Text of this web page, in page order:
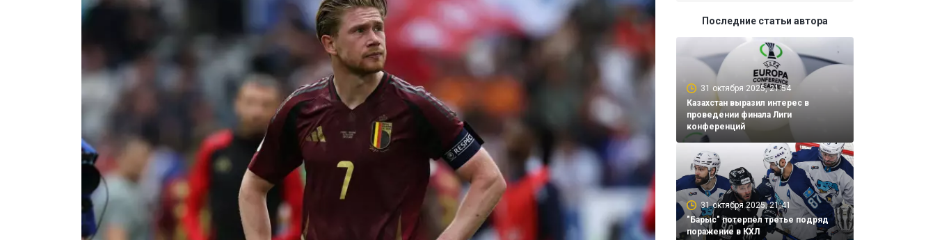
Последние статьи автора
31 октября 2025, 21:54
Казахстан выразил интерес в
проведении финала Лиги
конференций
31 октября 2025, 21:41
"Барыс" потерпел третье подряд
поражение в КХЛ